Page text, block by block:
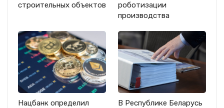
строительных объектов
роботизации
производства
Нацбанк определил
В Республике Беларусь